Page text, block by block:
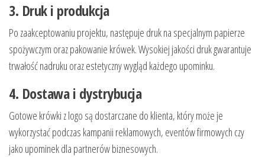
3. Druk i produkcja
Po zaakceptowaniu projektu, następuje druk na specjalnym papierze
spożywczym oraz pakowanie krówek. Wysokiej jakości druk gwarantuje
trwałość nadruku oraz estetyczny wygląd każdego upominku.
4. Dostawa i dystrybucja
Gotowe krówki z logo są dostarczane do klienta, który może je
wykorzystać podczas kampanii reklamowych, eventów firmowych czy
jako upominek dla partnerów biznesowych.